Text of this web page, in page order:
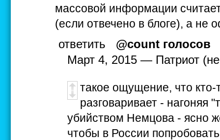
массовой информации
(если отвечено в блоге), а не
ответить
@count голосов
Март 4, 2015 — Патриот
такое ощущение, что кто-
разговаривает - нагоняя
убийством Немцова - ясно
чтобы в России